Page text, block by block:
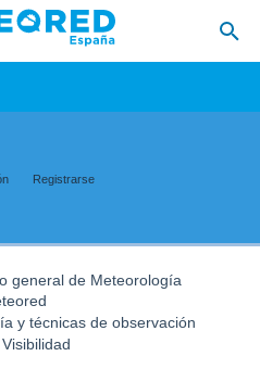
Registrarse
general de Meteorología
y técnicas de observación